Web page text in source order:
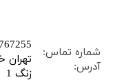
شماره تماس:
آدرس:
زنگ 1